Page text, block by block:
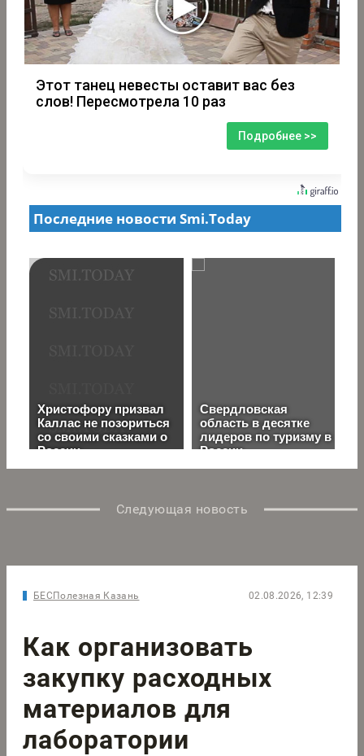
Этот танец невесты оставит вас без
слов! Пересмотрела 10 раз
Подробнее >>
Следующая новость
БЕСПолезная Казань 02.08.2026, 12:39
Как организовать
закупку расходных
материалов для
лаборатории